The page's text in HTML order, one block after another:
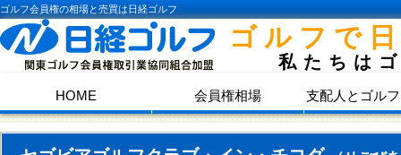
ゴルフ会員権の相場と売買は日経ゴルフ
ゴルフで
私たちは
HOME 会員権相場 支配人とゴル